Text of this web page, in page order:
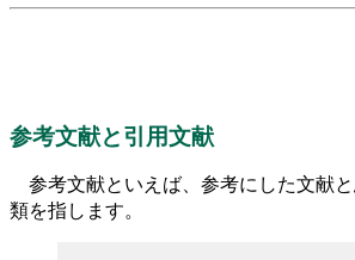
参考文献と引用文献
参考文献といえば、参考にした文献
類を指します。